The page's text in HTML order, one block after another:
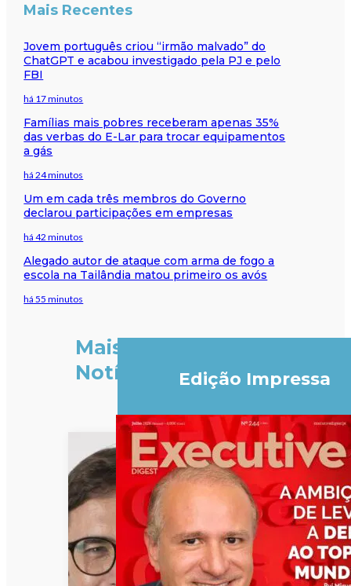
Mais Recentes
Jovem português criou “irmão malvado” do
ChatGPT e acabou investigado pela PJ e pelo
FBI
há 17 minutos
Famílias mais pobres receberam apenas 35%
das verbas do E-Lar para trocar equipamentos
a gás
há 24 minutos
Um em cada três membros do Governo
declarou participações em empresas
há 42 minutos
Alegado autor de ataque com arma de fogo a
escola na Tailândia matou primeiro os avós
há 55 minutos
Mais
Notícias
Edição Impressa